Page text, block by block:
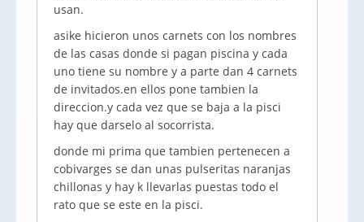
usan.
asike hicieron unos carnets con los nombres
de las casas donde si pagan piscina y cada
uno tiene su nombre y a parte dan 4 carnets
de invitados.en ellos pone tambien la
direccion.y cada vez que se baja a la pisci
hay que darselo al socorrista.
donde mi prima que tambien pertenecen a
cobivarges se dan unas pulseritas naranjas
chillonas y hay k llevarlas puestas todo el
rato que se este en la pisci.